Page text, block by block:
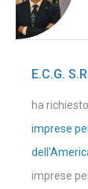
E.C.G.
ha
imprese
imprese